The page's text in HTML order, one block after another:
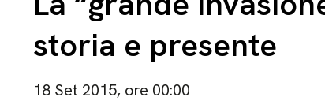
storia e presente
18 Set 2015, ore 00:00